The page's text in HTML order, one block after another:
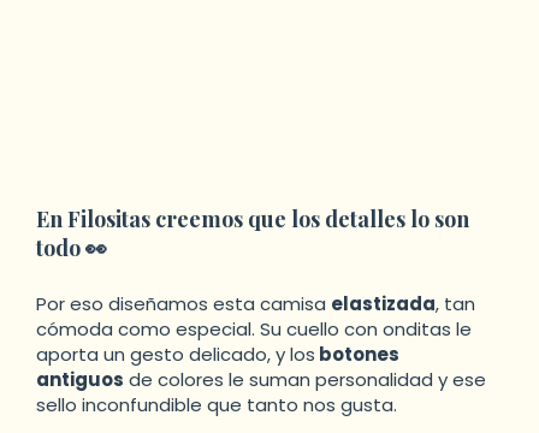
En Filositas creemos que los detalles lo son
todo 👀
Por eso diseñamos esta camisa elastizada, tan
cómoda como especial. Su cuello con onditas le
aporta un gesto delicado, y los botones
antiguos de colores le suman personalidad y ese
sello inconfundible que tanto nos gusta.